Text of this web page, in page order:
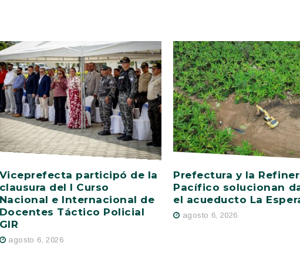
Viceprefecta participó de la
clausura del I Curso
Nacional e Internacional de
Docentes Táctico Policial
GIR
agosto 6, 2026
Prefectura y la
Pacífico solucionan
el acueducto La
agosto 6, 2026